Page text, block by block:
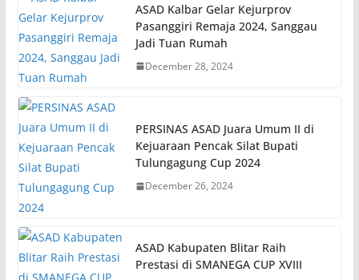
ASAD Kalbar Gelar Kejurprov
Pasanggiri Remaja 2024, Sanggau
Jadi Tuan Rumah
December 28, 2024
PERSINAS ASAD Juara Umum II di
Kejuaraan Pencak Silat Bupati
Tulungagung Cup 2024
December 26, 2024
ASAD Kabupaten Blitar Raih
Prestasi di SMANEGA CUP XVIII